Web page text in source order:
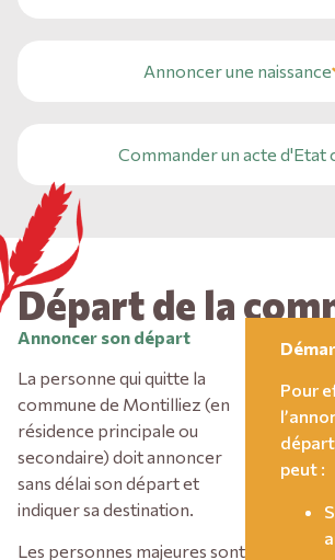
Annoncer une naissance
Commander un acte d'Etat
Départ de la
Annoncer son départ
La personne qui quitte la
commune de Montilliez (en
résidence principale ou
secondaire) doit annoncer
sans délai son départ et
indiquer sa destination.
Les personnes majeures sont
Pour
peut :